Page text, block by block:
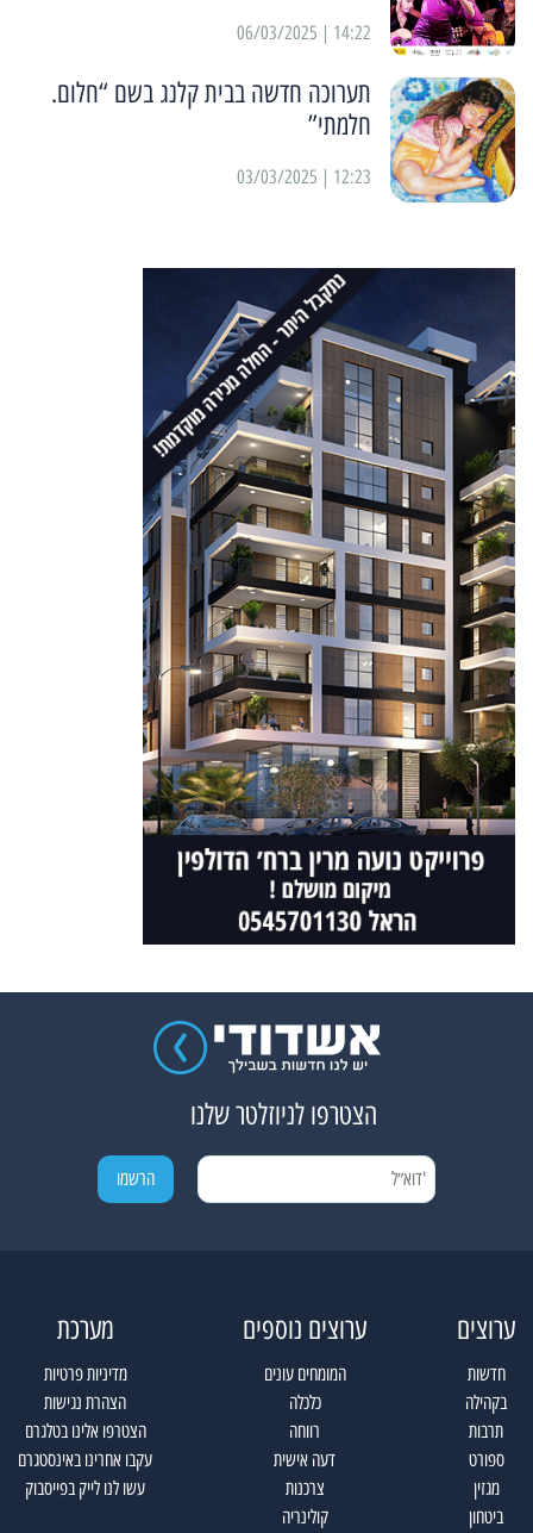
14:22 | 06/03/2025
תערוכה חדשה בבית קלנג בשם “חלום.
חלמתי”
12:23 | 03/03/2025
הצטרפו לניוזלטר שלנו
ערוצים
חדשות
בקהילה
תרבות
ספורט
מגזין
ביטחון
ערוצים נוספים
המומחים עונים
כלכלה
רווחה
דעה אישית
צרכנות
קולינריה
מערכת
מדיניות פרטיות
הצהרת נגישות
הצטרפו אלינו בטלגרם
עקבו אחרינו באינסטגרם
עשו לנו לייק בפייסבוק